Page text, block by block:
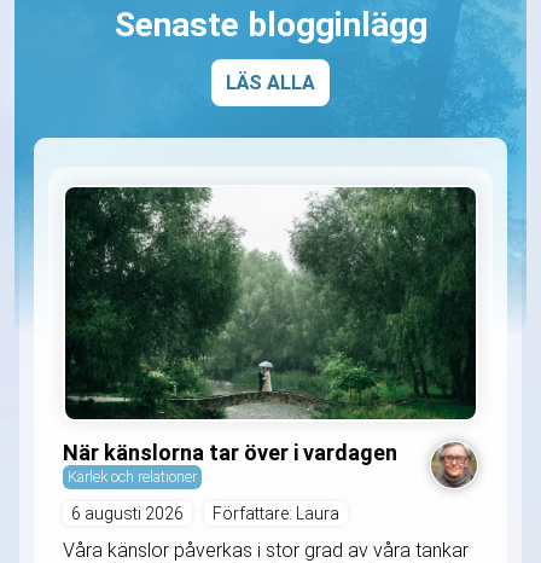
Senaste blogginlägg
LÄS ALLA
När känslorna tar över i vardagen
Kärlek och relationer
6 augusti 2026 Författare: Laura
Våra känslor påverkas i stor grad av våra tankar